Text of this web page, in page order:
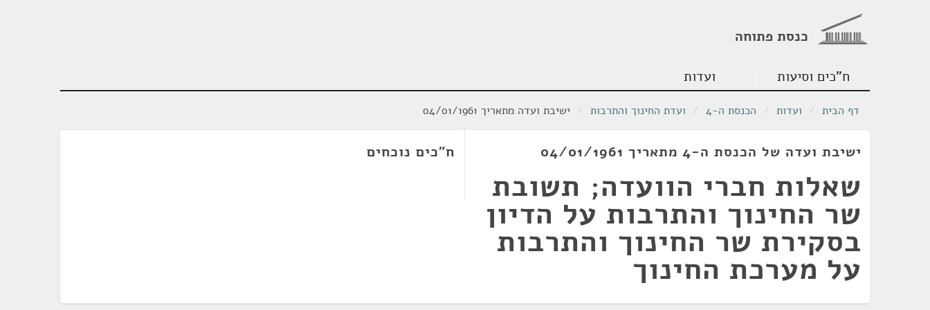
כנסת פתוחה
ח"כים וסיעות ועדות
דף הבית / ועדות / הכנסת ה-4 / ועדת החינוך והתרבות / ישיבת ועדה מתאריך 04/01/1961
ישיבת ועדה של הכנסת ה-4 מתאריך 04/01/1961
שאלות חברי הוועדה; תשובת
שר החינוך והתרבות על הדיון
בסקירת שר החינוך והתרבות
על מערכת החינוך
ח"כים נוכחים